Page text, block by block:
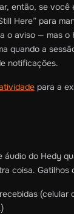
então, se você
Here” para
o aviso — mas o
quando a
notificações.
para a
áudio do Hedy
coisa. Gatilhos
recebidas (celular